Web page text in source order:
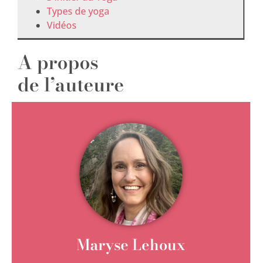
Types de yoga
Vidéos
A propos
de l’auteure
Maryse Lehoux